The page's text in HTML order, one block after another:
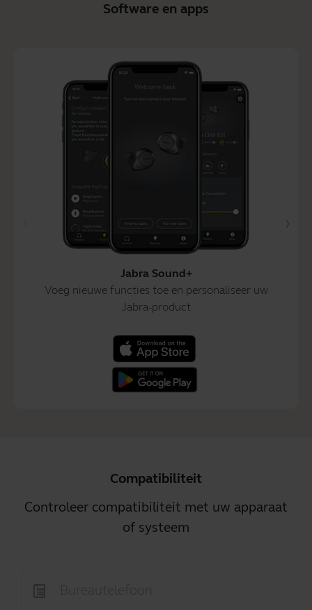
Software en apps
Jabra Sound+
Voeg nieuwe functies toe en personaliseer uw
Jabra-product
Compatibiliteit
Controleer compatibiliteit met uw apparaat
of systeem